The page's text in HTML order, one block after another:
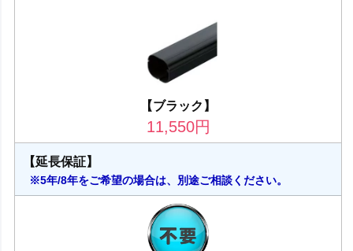
【ブラック】
11,550円
【延長保証】
※5年/8年をご希望の場合は、別途ご相談ください。